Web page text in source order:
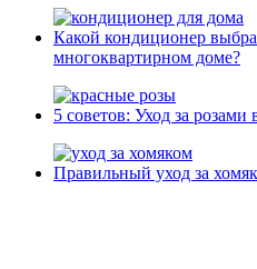
Какой кондиционер
многоквартирном доме?
5 советов: Уход за розами
Правильный уход за